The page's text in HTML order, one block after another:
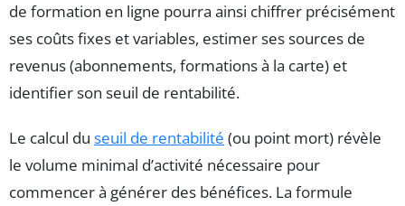
de formation en ligne pourra ainsi chiffrer précisément
ses coûts fixes et variables, estimer ses sources de
revenus (abonnements, formations à la carte) et
identifier son seuil de rentabilité.
Le calcul du seuil de rentabilité (ou point mort) révèle
le volume minimal d’activité nécessaire pour
commencer à générer des bénéfices. La formule